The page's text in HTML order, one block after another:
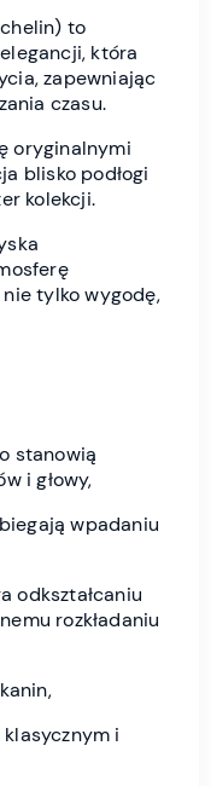
to
która
zapewniając
czasu.
oryginalnymi
blisko podłogi
kolekcji.
tylko wygodę,
stanowią
i głowy,
wpadaniu
odkształcaniu
rozkładaniu
i